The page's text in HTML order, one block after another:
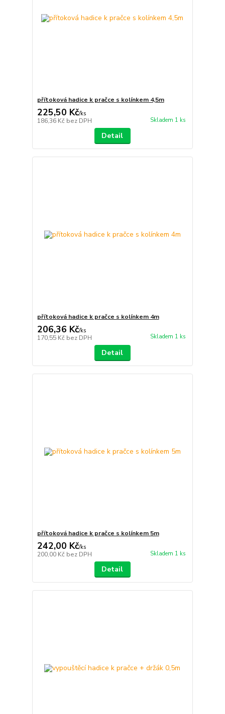
přítoková hadice k pračce s kolínkem 4,5m
225,50 Kč/ks
186,36 Kč bez DPH Skladem 1 ks
Detail
přítoková hadice k pračce s kolínkem 4m
206,36 Kč/ks
170,55 Kč bez DPH Skladem 1 ks
Detail
přítoková hadice k pračce s kolínkem 5m
242,00 Kč/ks
200,00 Kč bez DPH Skladem 1 ks
Detail